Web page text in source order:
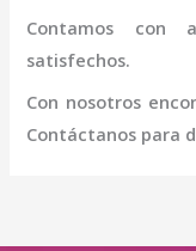
Contamos con
satisfechos.
Con nosotros
Contáctanos para